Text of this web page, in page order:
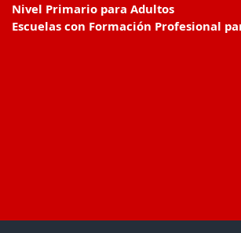
Nivel Primario para Adultos
Escuelas con Formación Profesional